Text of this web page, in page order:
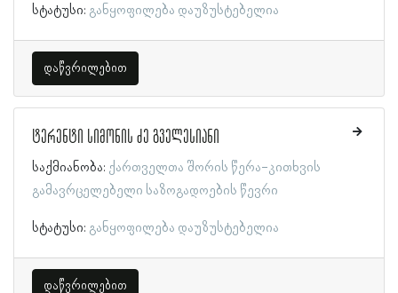
სტატუსი: განყოფილება დაუზუსტებელია
დაწვრილებით
ტერენტი სიმონის ძე გველესიანი
საქმიანობა: ქართველთა შორის წერა-კითხვის
გამავრცელებელი საზოგადოების წევრი
სტატუსი: განყოფილება დაუზუსტებელია
დაწვრილებით